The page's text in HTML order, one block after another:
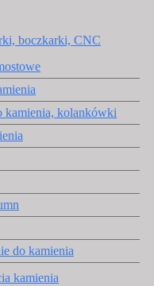
boczkarki, CNC
kamienia, kolankówki
do kamienia
kamienia